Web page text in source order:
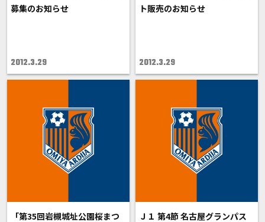
募集のお知らせ
2012.3.29
ト販売のお知らせ
2012.3.29
「第35回岩槻城址公園桜まつ Ｊ１ 第4節 名古屋グランパス